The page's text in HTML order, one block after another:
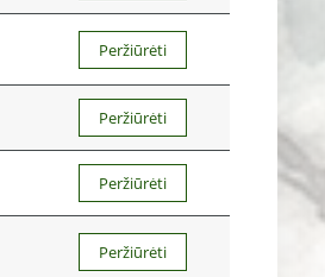
Peržiūrėti
Peržiūrėti
Peržiūrėti
Peržiūrėti